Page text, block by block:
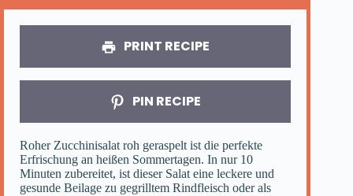
PRINT RECIPE
PIN RECIPE
Roher Zucchinisalat roh geraspelt ist die perfekte
Erfrischung an heißen Sommertagen. In nur 10
Minuten zubereitet, ist dieser Salat eine leckere und
gesunde Beilage zu gegrilltem Rindfleisch oder als